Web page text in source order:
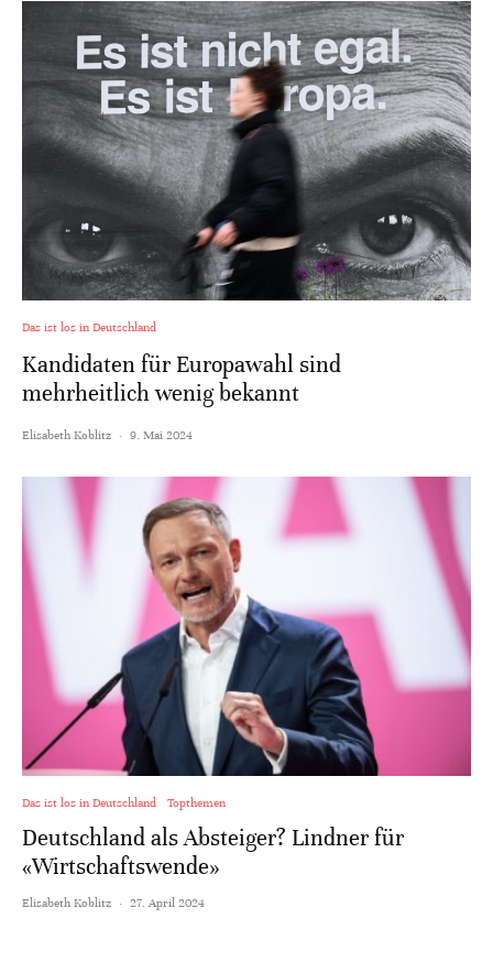
Das ist los in Deutschland
Kandidaten für Europawahl sind
mehrheitlich wenig bekannt
Elisabeth Koblitz · 9. Mai 2024
Das ist los in Deutschland Topthemen
Deutschland als Absteiger? Lindner für
«Wirtschaftswende»
Elisabeth Koblitz · 27. April 2024